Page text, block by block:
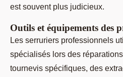
est souvent plus judicieux.
Outils et équipements des
Les serruriers professionnels
spécialisés lors des
tournevis spécifiques, des